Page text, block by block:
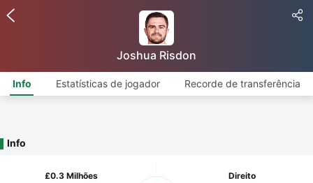
Joshua Risdon
Info Estatísticas de jogador Recorde de transferência
Info
£0.3 Milhões Direito